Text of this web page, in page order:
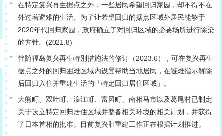
在特定复兴再生据点之外，一些居民希望回归家园，却不得不在
外过着避难的生活。为了让希望回归的据点区域外居民能够于
2020年代回归家园，政府确立了对回归区域的必要场所进行除染
的方针。(2021.8)
伴随福岛复兴再生特別措施法的修订（2023.6），可在复兴再生
据点之外的回归困难区域内设置帮助当地居民，在避难指示解除
后回归入住并重建生活的「特定回归居住区域」。
大熊町、双叶町、浪江町、富冈町、南相马市以及葛尾村已制定
关于设立特定回归居住区域并整备相关环境的相关计划，并获得
了日本首相的批准。目前复兴和重建工作正在根据计划推进。